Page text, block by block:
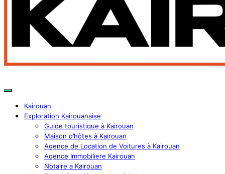
Kairouan
Exploration Kairouanaise
Guide touristique à Kairouan
Maison d’hôtes à Kairouan
Agence de Location de Voitures à Kairouan
Agence Immobiliere Kairouan
Notaire a Kairouan